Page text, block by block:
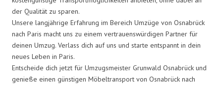
der Qualität zu sparen.
Unsere langjährige Erfahrung im Bereich Umzüge von Osnabrück
nach Paris macht uns zu einem vertrauenswürdigen Partner für
deinen Umzug. Verlass dich auf uns und starte entspannt in dein
neues Leben in Paris.
Entscheide dich jetzt für Umzugsmeister Grunwald Osnabrück und
genieße einen günstigen Möbeltransport von Osnabrück nach